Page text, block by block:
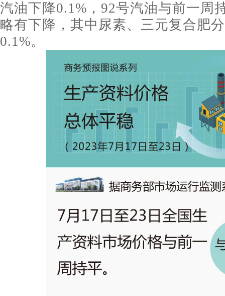
汽油下降0.1%，92号汽油与前一周
略有下降，其中尿素、三元复合肥
0.1%。